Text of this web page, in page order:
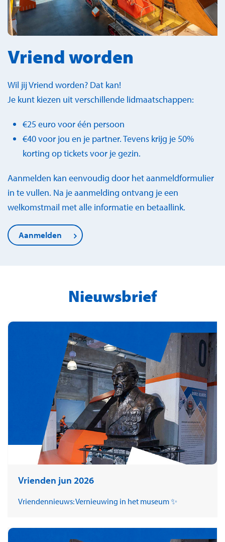
Vriend worden
Wil jij Vriend worden? Dat kan!
Je kunt kiezen uit verschillende lidmaatschappen:
€25 euro voor één persoon
€40 voor jou en je partner. Tevens krijg je 50%
korting op tickets voor je gezin.
Aanmelden kan eenvoudig door het aanmeldformulier
in te vullen. Na je aanmelding ontvang je een
welkomstmail met alle informatie en betaallink.
Aanmelden
Nieuwsbrief
Vrienden jun 2026
Vriendennieuws: Vernieuwing in het museum ✨